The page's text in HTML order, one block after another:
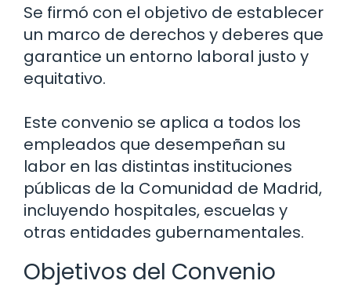
Se firmó con el objetivo de establecer
un marco de derechos y deberes que
garantice un entorno laboral justo y
equitativo.
Este convenio se aplica a todos los
empleados que desempeñan su
labor en las distintas instituciones
públicas de la Comunidad de Madrid,
incluyendo hospitales, escuelas y
otras entidades gubernamentales.
Objetivos del Convenio